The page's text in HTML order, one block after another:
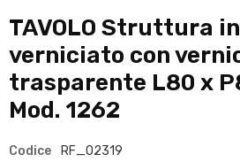
TAVOLO Struttura
verniciato con
trasparente L80 x
Mod. 1262
Codice RF_02319